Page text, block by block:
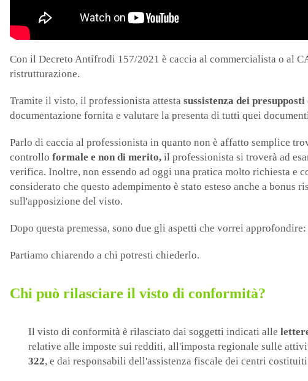
Con il Decreto Antifrodi 157/2021 è caccia al commercialista o al
ristrutturazione.
Tramite il visto, il professionista attesta sussistenza dei
documentazione fornita e valutare la presenta di tutti quei
Parlo di caccia al professionista in quanto non è affatto semplice
controllo formale e non di merito, il professionista si troverà ad
verifica. Inoltre, non essendo ad oggi una pratica molto richiesta e
considerato che questo adempimento è stato esteso anche a
sull'apposizione del visto.
Dopo questa premessa, sono due gli aspetti che vorrei approfondire:
Partiamo chiarendo a chi potresti chiederlo.
Chi può rilasciare il visto di conformità?
Il visto di conformità è rilasciato dai soggetti indicati alle
relative alle imposte sui redditi, all'imposta regionale sulle
322, e dai responsabili dell'assistenza fiscale dei centri